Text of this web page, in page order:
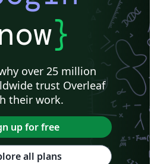
}
over 25 million
trust Overleaf
their work.
up for free
all plans